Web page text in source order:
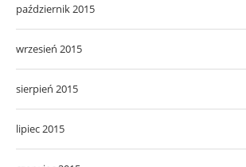
październik 2015
wrzesień 2015
sierpień 2015
lipiec 2015